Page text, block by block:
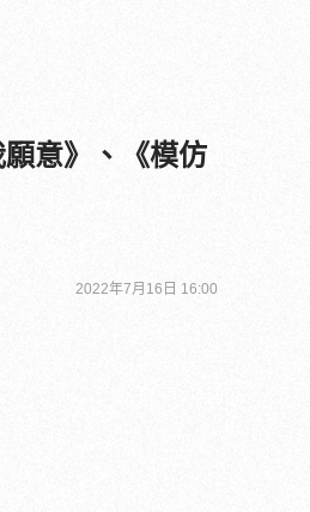
意》、《模仿
2022年7月16日 16:00